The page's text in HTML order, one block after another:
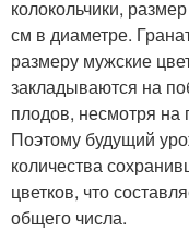
колокольчики,
см в диаметре.
размеру мужские
закладываются на
плодов, несмотря
Поэтому будущий
количества
цветков, что
общего числа.